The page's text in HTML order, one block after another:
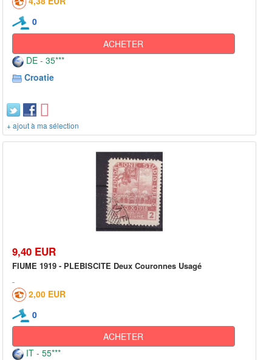
0
ACHETER
DE - 35***
Croatie
+ ajout à ma sélection
9,40 EUR
FIUME 1919 - PLEBISCITE Deux Couronnes Usagé
2,00 EUR
0
ACHETER
IT - 55***